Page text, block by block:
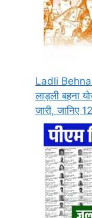
Ladli
लाड़ली बहना
जारी, जानिए